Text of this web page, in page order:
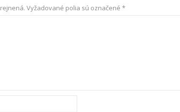
Vyžadované polia sú označené *